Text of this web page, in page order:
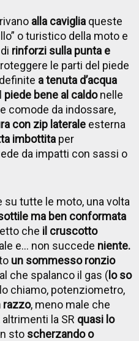
alla caviglia queste
o turistico della moto e
rinforzi sulla punta e
le parti del piede
a tenuta d’acqua
piede bene al caldonelle
comode da indossare,
con zip laterale esterna
imbottita per
da impatti con sassi o
su tutte le moto, una volta
ma ben conformata
che il cruscotto
e… non succede niente.
un sommesso ronzio
che spalanco il gas (lo so
chiamo, potenziometro,
razzo, meno male che
la SR quasi lo
sto scherzando o